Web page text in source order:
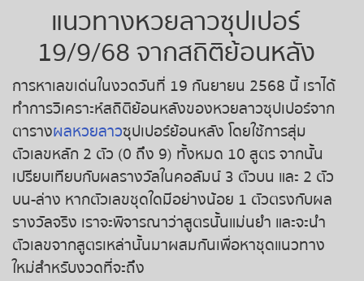
หวยหุ้นนิเคอิ เช้า
หวยหุ้นนิเคอิ บ่าย
หวยหุ้นฮั่งเส็ง เช้า
หวยหุ้นฮั่งเส็ง บ่าย
หวยหุ้นจีน เช้า
หวยหุ้นจีน บ่าย
แนวทางหวยลาวซุปเปอร์
19/9/68 จากสถิติย้อนหลัง
การหาเลขเด่นในงวดวันที่ 19 กันยายน 2568 นี้ เราได้
ทำการวิเคราะห์สถิติย้อนหลังของหวยลาวซุปเปอร์จาก
ตารางผลหวยลาวซุปเปอร์ย้อนหลัง โดยใช้การสุ่ม
ตัวเลขหลัก 2 ตัว (0 ถึง 9) ทั้งหมด 10 สูตร จากนั้น
เปรียบเทียบกับผลรางวัลในคอลัมน์ 3 ตัวบน และ 2 ตัว
บน-ล่าง หากตัวเลขชุดใดมีอย่างน้อย 1 ตัวตรงกับผล
รางวัลจริง เราจะพิจารณาว่าสูตรนั้นแม่นยำ และจะนำ
ตัวเลขจากสูตรเหล่านั้นมาผสมกันเพื่อหาชุดแนวทาง
ใหม่สำหรับงวดที่จะถึง